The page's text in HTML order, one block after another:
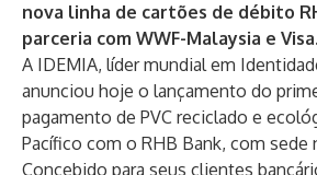
nova linha de cartões de débito
parceria com WWF-Malaysia e Visa.
A IDEMIA, líder mundial em
anunciou hoje o lançamento do
pagamento de PVC reciclado e
Pacífico com o RHB Bank, com sede
Concebido para seus clientes